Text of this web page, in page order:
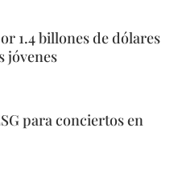
1.4 billones de dólares
jóvenes
para conciertos en